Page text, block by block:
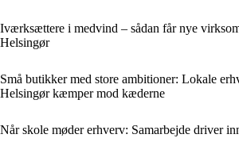
Iværksættere i medvind – sådan får nye
Helsingør
Små butikker med store ambitioner: Lokale
Helsingør kæmper mod kæderne
Når skole møder erhverv: Samarbejde driver